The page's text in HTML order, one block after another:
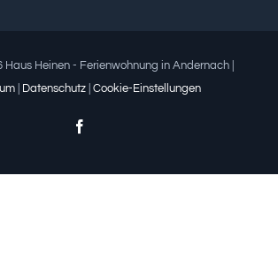
Haus Heinen - Ferienwohnung in Andernach |
| Datenschutz| Cookie-Einstellungen